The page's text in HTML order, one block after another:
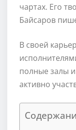
чартах. Его
Байсаров
В своей
полные залы
активно